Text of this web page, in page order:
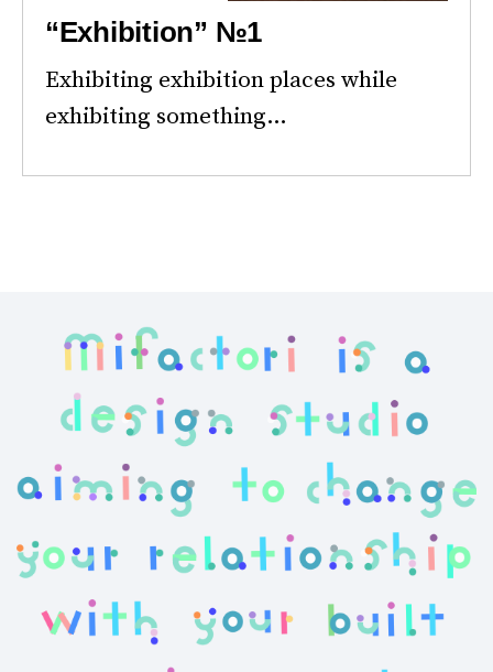
“Exhibition” №1
Exhibiting exhibition places while
exhibiting something…